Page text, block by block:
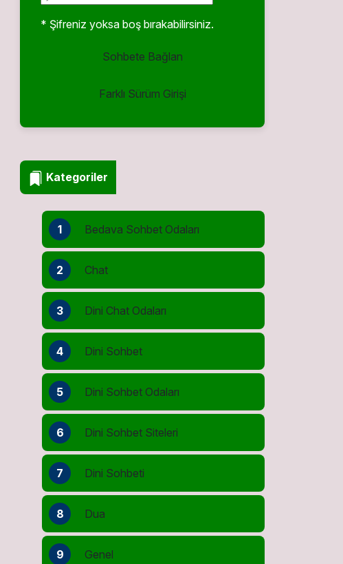
* Şifreniz yoksa boş bırakabilirsiniz.
Sohbete Bağlan
Farklı Sürüm Girişi
Kategoriler
1 Bedava Sohbet Odaları
2 Chat
3 Dini Chat Odaları
4 Dini Sohbet
5 Dini Sohbet Odaları
6 Dini Sohbet Siteleri
7 Dini Sohbeti
8 Dua
9 Genel